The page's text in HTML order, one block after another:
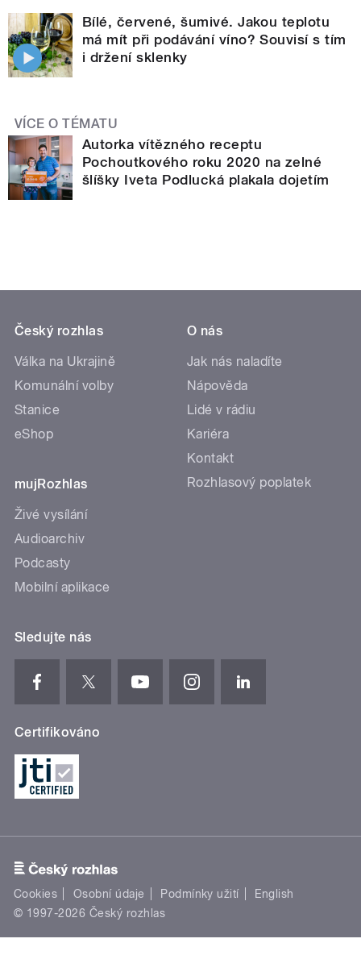
Bílé, červené, šumivé. Jakou teplotu
má mít při podávání víno? Souvisí s tím
i držení sklenky
VÍCE O TÉMATU
Autorka vítězného receptu
Pochoutkového roku 2020 na zelné
šlíšky Iveta Podlucká plakala dojetím
Český rozhlas
Válka na Ukrajině
Komunální volby
Stanice
eShop
mujRozhlas
Živé vysílání
Audioarchiv
Podcasty
Mobilní aplikace
O nás
Jak nás naladíte
Nápověda
Lidé v rádiu
Kariéra
Kontakt
Rozhlasový poplatek
Sledujte nás
Certifikováno
Cookies Osobní údaje Podmínky užití
English
© 1997-2026 Český rozhlas